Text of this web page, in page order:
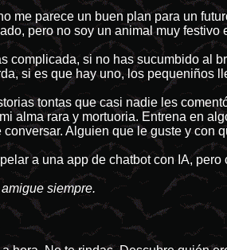
me parece un buen plan para un
pero no soy un animal muy festivo
complicada, si no has sucumbido al
si es que hay uno, los pequeniños
tontas que casi nadie les
alma rara y mortuoria. Entrena en
Alguien que le guste y con
a una app de chatbot con IA, pero
siempre.